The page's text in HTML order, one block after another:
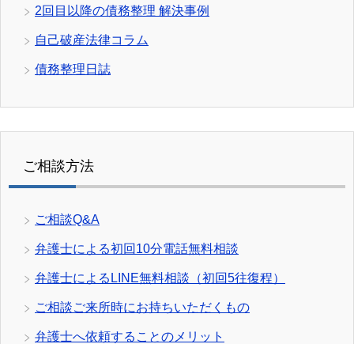
2回目以降の債務整理 解決事例
自己破産法律コラム
債務整理日誌
ご相談方法
ご相談Q&A
弁護士による初回10分電話無料相談
弁護士によるLINE無料相談（初回5往復程）
ご相談ご来所時にお持ちいただくもの
弁護士へ依頼することのメリット